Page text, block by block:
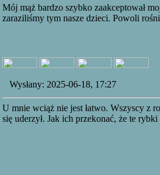
Mój mąż bardzo szybko zaakceptował
zaraziliśmy tym nasze dzieci. Powoli
Wysłany: 2025-06-18, 17:27
U mnie wciąż nie jest łatwo. Wszyscy z
się uderzył. Jak ich przekonać, że te rybki